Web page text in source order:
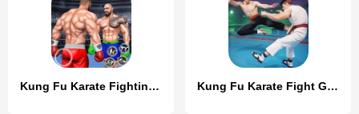
Kung Fu Karate Fighting Games Kung Fu Karate Fight Game